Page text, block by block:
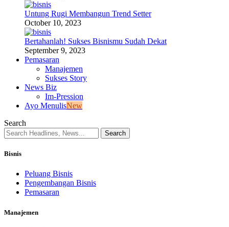
Untung Rugi Membangun Trend Setter
October 10, 2023
Bertahanlah! Sukses Bisnismu Sudah Dekat
September 9, 2023
Pemasaran
Manajemen
Sukses Story
News Biz
Im-Pression
Ayo MenulisNew
Search
Bisnis
Peluang Bisnis
Pengembangan Bisnis
Pemasaran
Manajemen